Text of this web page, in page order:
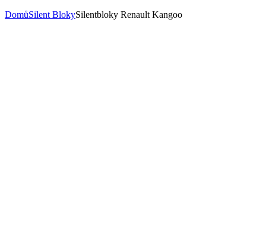
DomůSilent BlokySilentbloky Renault Kangoo